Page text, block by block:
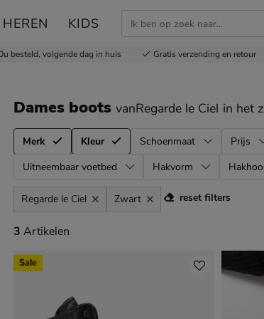
HEREN KIDS
besteld, volgende dag in huis Gratis verzending en retour
Dames boots vanRegarde le Ciel in het
Merk Kleur Schoenmaat Prijs
Uitneembaar voetbed
Hakvorm
Regarde le Ciel Zwart reset filters
3 artikelen
3 Artikelen
Sale